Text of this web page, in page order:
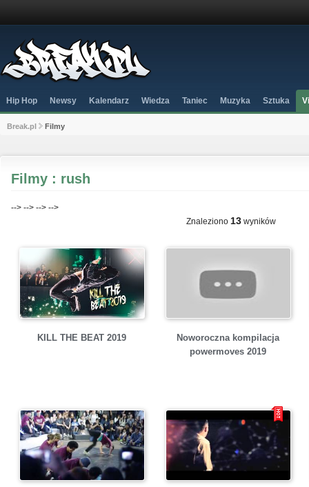
Hip Hop Newsy Kalendarz Wiedza Taniec Muzyka Sztuka
Break.pl Filmy
Filmy : rush
--> --> --> -->
Znaleziono 13 wyników
KILL THE BEAT 2019
Noworoczna kompilacja
powermoves 2019